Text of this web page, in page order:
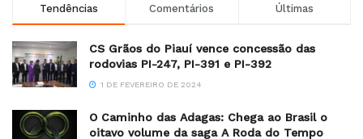
Tendências Comentários Últimas
CS Grãos do Piauí vence concessão das
rodovias PI-247, PI-391 e PI-392
1 DE FEVEREIRO DE 2024
O Caminho das Adagas: Chega ao Brasil o
oitavo volume da saga A Roda do Tempo